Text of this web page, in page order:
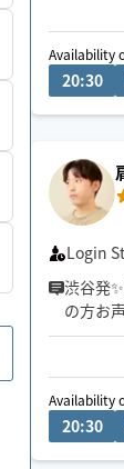
Availability
20:30
Login
渋谷発
の方お
Availability
20:30